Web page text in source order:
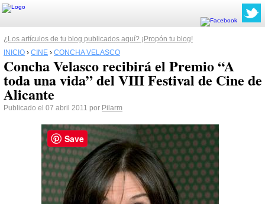
¿Los artículos de tu blog publicados aquí? ¡Propón tu blog!
INICIO › CINE › CONCHA VELASCO
Concha Velasco recibirá el Premio “A
toda una vida” del VIII Festival de Cine de
Alicante
Publicado el 07 abril 2011 por Pilarm
Save